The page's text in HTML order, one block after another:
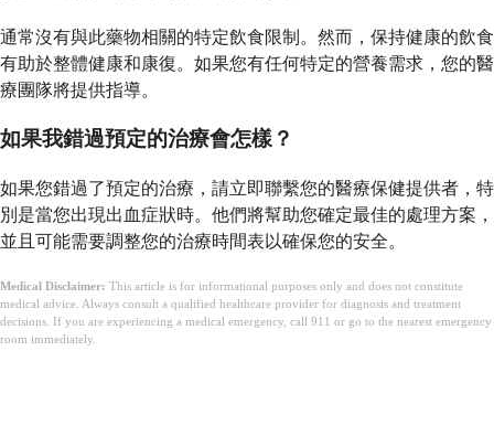
通常沒有與此藥物相關的特定飲食限制。然而，保持健康的飲食
有助於整體健康和康復。如果您有任何特定的營養需求，您的醫
療團隊將提供指導。
如果我錯過預定的治療會怎樣？
如果您錯過了預定的治療，請立即聯繫您的醫療保健提供者，特
別是當您出現出血症狀時。他們將幫助您確定最佳的處理方案，
並且可能需要調整您的治療時間表以確保您的安全。
Medical Disclaimer: This article is for informational purposes only and does not constitute
medical advice. Always consult a qualified healthcare provider for diagnosis and treatment
decisions. If you are experiencing a medical emergency, call 911 or go to the nearest emergency
room immediately.